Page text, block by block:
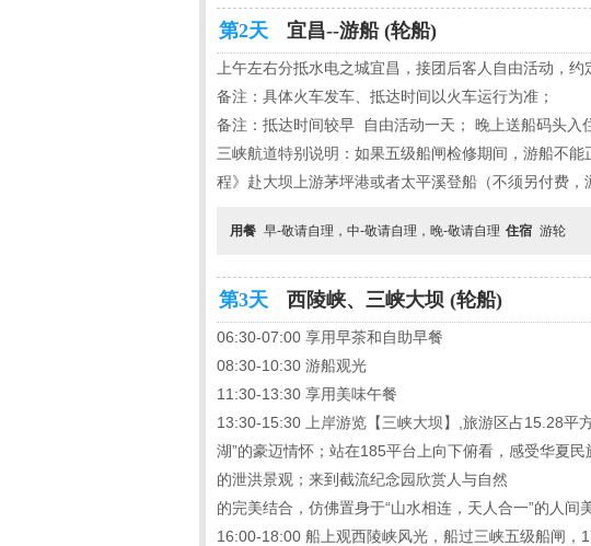
第2天 宜昌--游船 (轮船)
上午左右分抵水电之城宜昌，接团后客人自由活动，
备注：具体火车发车、抵达时间以火车运行为准；
备注：抵达时间较早 自由活动一天； 晚上送船码头入
三峡航道特别说明：如果五级船闸检修期间，游船不
程》赴大坝上游茅坪港或者太平溪登船（不须另付费，
用餐 早-敬请自理，中-敬请自理，晚-敬请自理 住宿 游轮
第3天 西陵峡、三峡大坝 (轮船)
06:30-07:00 享用早茶和自助早餐
08:30-10:30 游船观光
11:30-13:30 享用美味午餐
13:30-15:30 上岸游览【三峡大坝】,旅游区占15.28平
湖”的豪迈情怀；站在185平台上向下俯看，感受华夏
的泄洪景观；来到截流纪念园欣赏人与自然
的完美结合，仿佛置身于“山水相连，天人合一”的人
16:00-18:00 船上观西陵峡风光，船过三峡五级船闸，